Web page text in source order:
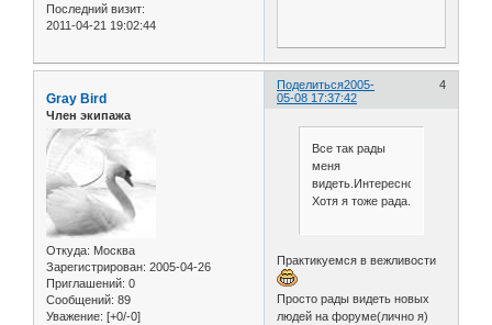
Последний визит:
2011-04-21 19:02:44
Поделиться 4
2005-
05-08 17:37:42
Gray Bird
Член экипажа
Откуда: Москва
Зарегистрирован: 2005-04-26
Приглашений: 0
Сообщений: 89
Уважение: [+0/-0]
Все так рады
меня
видеть.Интересно,почему?
Хотя я тоже рада.
Практикуемся в вежливости
Просто рады видеть новых
людей на форуме(лично я)